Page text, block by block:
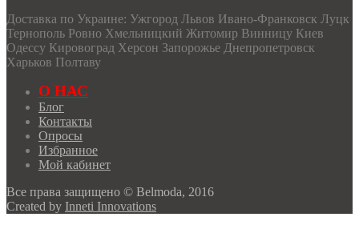
Доставка по Украине: Ужгород Львов Ивано-Франковск Луцк
Тернополь Ровно Хмельницкий Житомир Винницу Киев
Одессу Кировоград Херсон Запорожье Днепропетровск
Харьков Полтаву
О НАС
Блог
Контакты
Опросы
Избранное
Мой кабинет
Все права защищено © Belmoda, 2016
Created by Inneti Innovations